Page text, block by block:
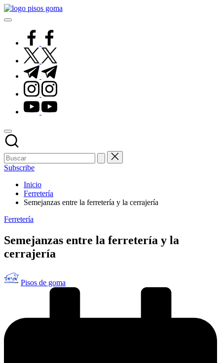
Saltar
al
facebook.com
twitter.com
t.me
instagram.com
youtube.com
Subscribe
Inicio
Ferretería
Semejanzas entre la ferretería y la cerrajería
Publicado
Ferretería
Semejanzas entre la ferretería y la
cerrajería
Publicado
por
Pisos de goma